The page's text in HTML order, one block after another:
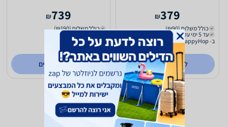
379
₪
כולל משלוח (₪90)
עד 5 ימי עסקים
ב- happyHop
לפרטים נוספים
739
₪
כולל משלוח (₪190)
ב- happyHop
לפרטים נוספים